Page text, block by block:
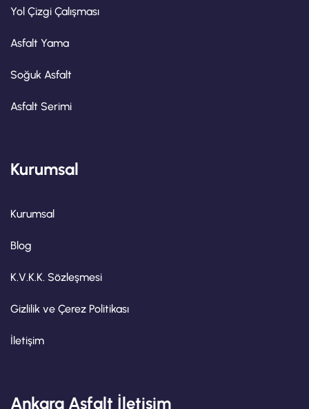
Yol Çizgi Çalışması
Asfalt Yama
Soğuk Asfalt
Asfalt Serimi
Kurumsal
Kurumsal
Blog
K.V.K.K. Sözleşmesi
Gizlilik ve Çerez Politikası
İletişim
Ankara Asfalt İletişim